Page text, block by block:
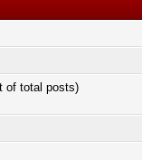
of total posts)